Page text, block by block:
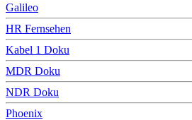
Galileo
HR Fernsehen
Kabel 1 Doku
MDR Doku
NDR Doku
Phoenix